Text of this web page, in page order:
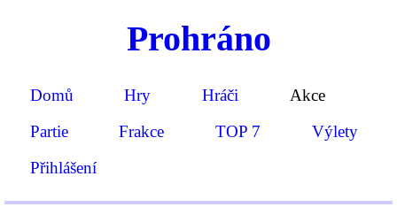
Prohráno
Domů Hry Hráči
Akce
Partie
Frakce TOP 7
Výlety
Přihlášení